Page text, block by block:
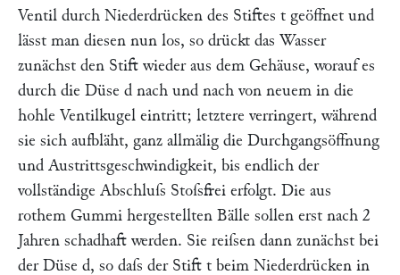
Ventil durch Niederdrücken des Stiftes t geöffnet und
lässt man diesen nun los, so drückt das Wasser
zunächst den Stift wieder aus dem Gehäuse, worauf es
durch die Düse d nach und nach von neuem in die
hohle Ventilkugel eintritt; letztere verringert, während
sie sich aufbläht, ganz allmälig die Durchgangsöffnung
und Austrittsgeschwindigkeit, bis endlich der
vollständige Abschluſs Stoſsfrei erfolgt. Die aus
rothem Gummi hergestellten Bälle sollen erst nach 2
Jahren schadhaft werden. Sie reiſsen dann zunächst bei
der Düse d, so daſs der Stift t beim Niederdrücken in